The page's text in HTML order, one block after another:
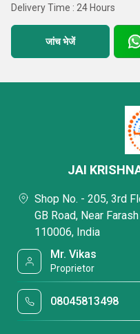
Delivery Time : 24 Hours
जांच भेजें
JAI
Shop No. - 205, 3rd
GB Road, Near
110006, India
Mr. Vikas
Proprietor
08045813498